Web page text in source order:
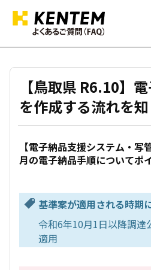
【鳥取県 R6.10】
を作成する流れを
【電子納品支援システム・
月の電子納品手順についてポ
基準案が適用される時期
令和6年10月1日以降調達
適用